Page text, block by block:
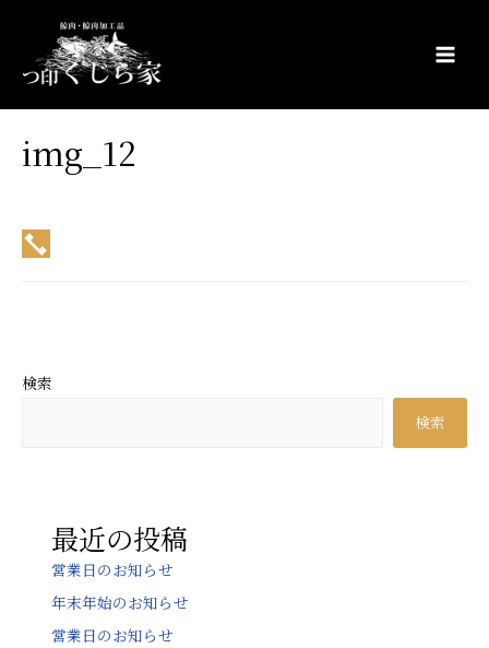
Main
img_12
ナ
検索
検索
最近の投稿
営業日のお知らせ
年末年始のお知らせ
営業日のお知らせ